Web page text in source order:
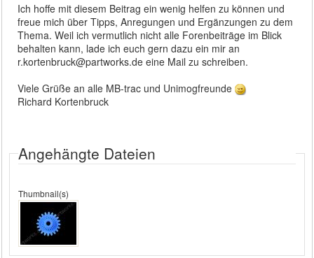
Ich hoffe mit diesem Beitrag ein wenig helfen zu können und
freue mich über Tipps, Anregungen und Ergänzungen zu dem
Thema. Weil ich vermutlich nicht alle Forenbeiträge im Blick
behalten kann, lade ich euch gern dazu ein mir an
r.kortenbruck@partworks.de eine Mail zu schreiben.
Viele Grüße an alle MB-trac und Unimogfreunde
Richard Kortenbruck
Angehängte Dateien
Thumbnail(s)